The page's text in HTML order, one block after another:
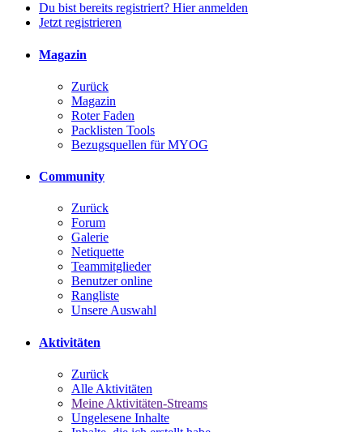
Du bist bereits registriert? Hier anmelden
Jetzt registrieren
Magazin
Zurück
Magazin
Roter Faden
Packlisten Tools
Bezugsquellen für MYOG
Community
Zurück
Forum
Galerie
Netiquette
Teammitglieder
Benutzer online
Rangliste
Unsere Auswahl
Aktivitäten
Zurück
Alle Aktivitäten
Meine Aktivitäten-Streams
Ungelesene Inhalte